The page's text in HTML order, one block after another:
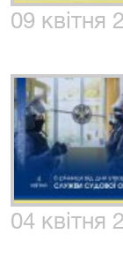
09 квітня
04 квітня